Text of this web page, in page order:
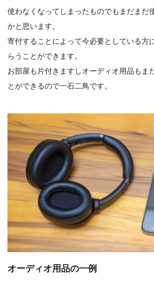
使わなくなってしまったものでもまだまだ
かと思います。
寄付することによって今必要としている方
らうことができます。
お部屋も片付きますしオーディオ用品もま
とができるので一石二鳥です。
オーディオ用品の一例